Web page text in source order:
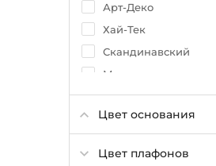
Арт-Деко
Хай-Тек
Скандинавский
Минимализм
Ампир
Техно
Флористика
Цвет основания
Цвет плафонов